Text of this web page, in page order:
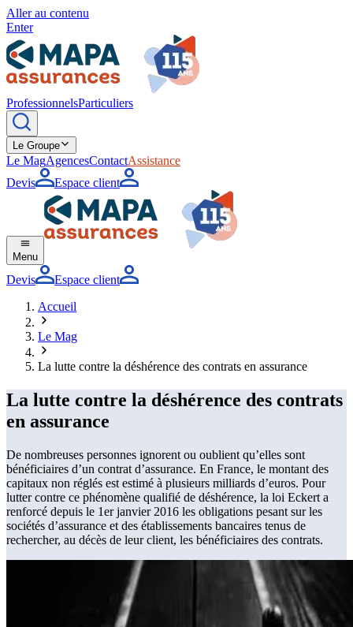
Aller au contenu
Enter
ProfessionnelsParticuliers
Le Groupe
Le MagAgencesContactAssistance
Devis
Espace client
Menu
Devis
Espace client
Accueil
Le Mag
La lutte contre la déshérence des contrats en assurance
La lutte contre la déshérence des contrats
en assurance
De nombreuses personnes ignorent ou oublient qu’elles sont
bénéficiaires d’un contrat d’assurance. En France, le montant des
capitaux non réglés est estimé à plusieurs milliards d’euros. Pour
lutter contre ce phénomène qualifié de déshérence, la loi Eckert a
renforcé depuis le 1er janvier 2016 les obligations pesant sur les
sociétés d’assurance et des établissements bancaires tenus de
rechercher, au décès de leur client, les bénéficiaires des contrats.